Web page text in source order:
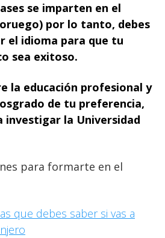
se imparten en el
por lo tanto, debes
el idioma para que tu
sea exitoso.
la educación profesional y
de tu preferencia,
investigar la Universidad
para formarte en el
que debes saber si vas a